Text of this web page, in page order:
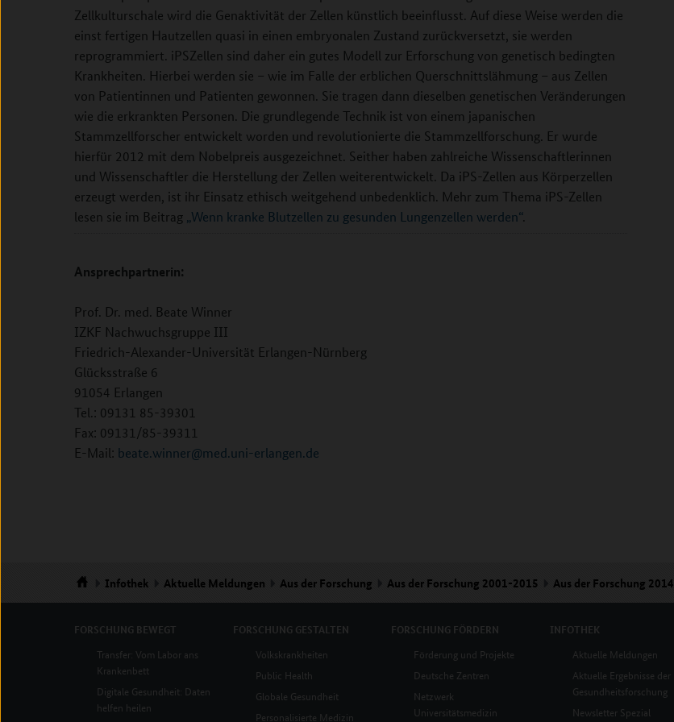
Zellkulturschale wird die Genaktivität der Zellen künstlich beeinflusst. Auf diese Weise werden die
einst fertigen Hautzellen quasi in einen embryonalen Zustand zurückversetzt, sie werden
reprogrammiert. iPSZellen sind daher ein gutes Modell zur Erforschung von genetisch bedingten
Krankheiten. Hierbei werden sie – wie im Falle der erblichen Querschnittslähmung – aus Zellen
von Patientinnen und Patienten gewonnen. Sie tragen dann dieselben genetischen Veränderungen
wie die erkrankten Personen. Die grundlegende Technik ist von einem japanischen
Stammzellforscher entwickelt worden und revolutionierte die Stammzellforschung. Er wurde
hierfür 2012 mit dem Nobelpreis ausgezeichnet. Seither haben zahlreiche Wissenschaftlerinnen
und Wissenschaftler die Herstellung der Zellen weiterentwickelt. Da iPS-Zellen aus Körperzellen
erzeugt werden, ist ihr Einsatz ethisch weitgehend unbedenklich. Mehr zum Thema iPS-Zellen
lesen sie im Beitrag „Wenn kranke Blutzellen zu gesunden Lungenzellen werden“.
Ansprechpartnerin:
Prof. Dr. med. Beate Winner
IZKF Nachwuchsgruppe III
Friedrich-Alexander-Universität Erlangen-Nürnberg
Glücksstraße 6
91054 Erlangen
Tel.: 09131 85-39301
Fax: 09131/85-39311
E-Mail: beate.winner@med.uni-erlangen.de
Infothek Aktuelle Meldungen Aus der Forschung Aus der Forschung 2001-2015 Aus der Forschung 2014
FORSCHUNG BEWEGT
Transfer: Vom Labor ans
Krankenbett
Digitale Gesundheit: Daten
helfen heilen
FORSCHUNG GESTALTEN
Volkskrankheiten
Public Health
Globale Gesundheit
Personalisierte Medizin
FORSCHUNG FÖRDERN
Förderung und Projekte
Deutsche Zentren
Netzwerk
Universitätsmedizin
INFOTHEK
Aktuelle Meldungen
Aktuelle Ergebnisse der
Gesundheitsforschung
Newsletter Spezial